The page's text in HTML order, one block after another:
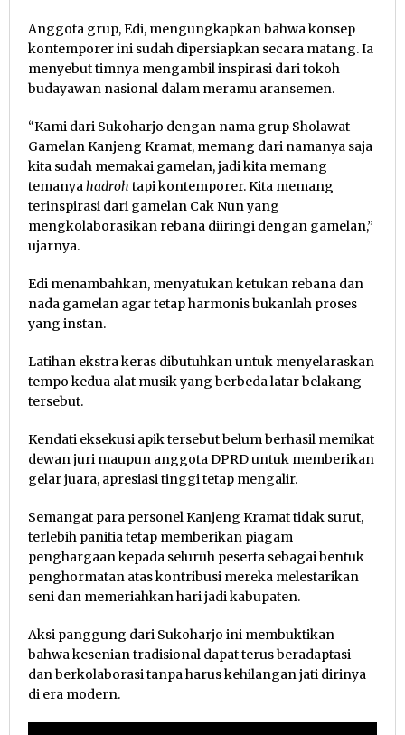
Anggota grup, Edi, mengungkapkan bahwa konsep
kontemporer ini sudah dipersiapkan secara matang. Ia
menyebut timnya mengambil inspirasi dari tokoh
budayawan nasional dalam meramu aransemen.
“Kami dari Sukoharjo dengan nama grup Sholawat
Gamelan Kanjeng Kramat, memang dari namanya saja
kita sudah memakai gamelan, jadi kita memang
temanyahadroh tapi kontemporer. Kita memang
terinspirasi dari gamelan Cak Nun yang
mengkolaborasikan rebana diiringi dengan gamelan,”
ujarnya.
Edi menambahkan, menyatukan ketukan rebana dan
nada gamelan agar tetap harmonis bukanlah proses
yang instan.
Latihan ekstra keras dibutuhkan untuk menyelaraskan
tempo kedua alat musik yang berbeda latar belakang
tersebut.
Kendati eksekusi apik tersebut belum berhasil memikat
dewan juri maupun anggota DPRD untuk memberikan
gelar juara, apresiasi tinggi tetap mengalir.
Semangat para personel Kanjeng Kramat tidak surut,
terlebih panitia tetap memberikan piagam
penghargaan kepada seluruh peserta sebagai bentuk
penghormatan atas kontribusi mereka melestarikan
seni dan memeriahkan hari jadi kabupaten.
Aksi panggung dari Sukoharjo ini membuktikan
bahwa kesenian tradisional dapat terus beradaptasi
dan berkolaborasi tanpa harus kehilangan jati dirinya
di era modern.